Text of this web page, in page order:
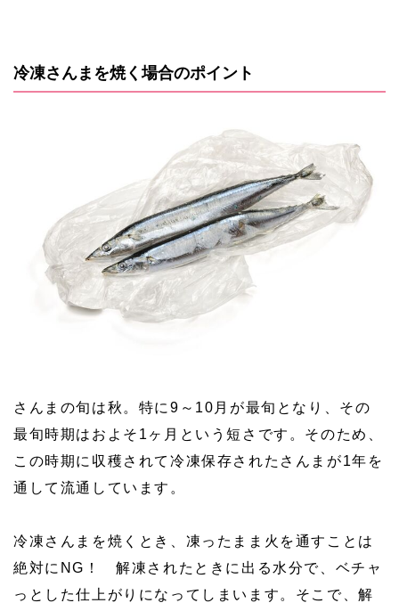
冷凍さんまを焼く場合のポイント
さんまの旬は秋。特に9～10月が最旬となり、その
最旬時期はおよそ1ヶ月という短さです。そのため、
この時期に収穫されて冷凍保存されたさんまが1年を
通して流通しています。
冷凍さんまを焼くとき、凍ったまま火を通すことは
絶対にNG！ 解凍されたときに出る水分で、ベチャ
っとした仕上がりになってしまいます。そこで、解